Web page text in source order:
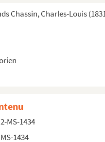
Chassin, Charles-Louis
imprimés
du Trocadéro le 20 juin 1901....
2-MS-1434
MS-1434